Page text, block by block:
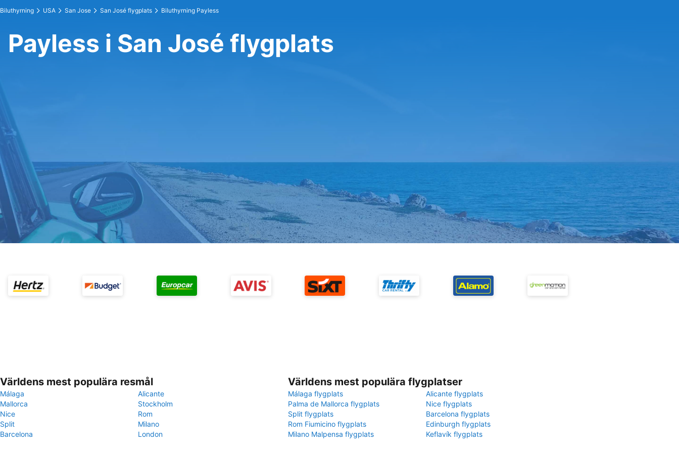
Biluthyrning USA San Jose San José flygplats Biluthyrning Payless
Payless i San José flygplats
Världens mest populära resmål
Málaga
Alicante
Mallorca
Stockholm
Nice
Rom
Split
Milano
Barcelona
London
Världens mest populära flygplatser
Málaga flygplats
Alicante flygplats
Palma de Mallorca flygplats
Nice flygplats
Split flygplats
Barcelona flygplats
Rom Fiumicino flygplats
Edinburgh flygplats
Milano Malpensa flygplats
Keflavík flygplats